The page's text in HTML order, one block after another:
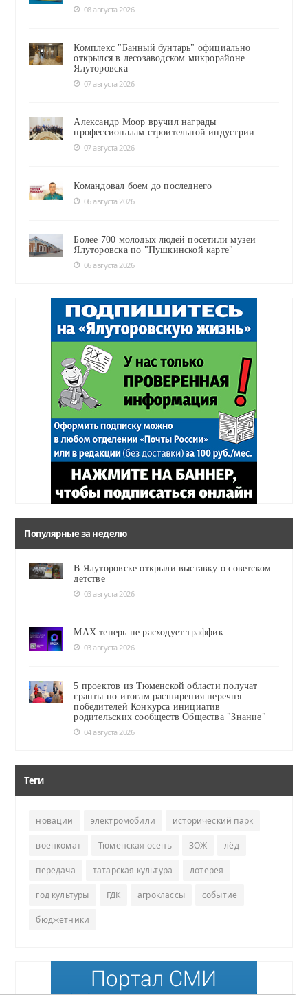
08 августа 2026
Комплекс "Банный бунтарь" официально
открылся в лесозаводском микрорайоне
Ялуторовска
07 августа 2026
Александр Моор вручил награды
профессионалам строительной индустрии
07 августа 2026
Командовал боем до последнего
06 августа 2026
Более 700 молодых людей посетили музеи
Ялуторовска по "Пушкинской карте"
06 августа 2026
Популярные за неделю
В Ялуторовске открыли выставку о советском
детстве
03 августа 2026
MAX теперь не расходует траффик
03 августа 2026
5 проектов из Тюменской области получат
гранты по итогам расширения перечня
победителей Конкурса инициатив
родительских сообществ Общества "Знание"
04 августа 2026
Теги
новации электромобили исторический парк
военкомат Тюменская осень ЗОЖ лёд
передача татарская культура лотерея
год культуры ГДК агроклассы событие
бюджетники